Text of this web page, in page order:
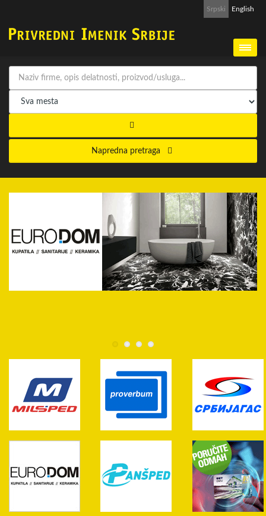
Srpski English
Napredna pretraga